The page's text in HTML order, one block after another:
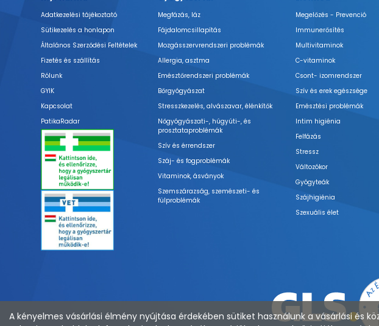
Adatkezelési tájékoztató
Sütikezelés a honlapon
Általános Szerződési Feltételek
Fizetés és szállítás
Rólunk
GYIK
Kapcsolat
PatikaRadar
Megfázás, láz
Fájdalomcsillapítás
Mozgásszervrendszeri problémák
Allergia, asztma
Emésztőrendszeri problémák
Bőrgyógyászat
Stresszkezelés, alvászavar, élénkítők
Nőgyógyászati-, húgyúti-, és
prosztataproblémák
Szív és érrendszer
Száj- és fogproblémák
Vitaminok, ásványok
Szemszárazság, szemészeti- és
fülproblémák
Megelőzés - Prevenció
Immunerősítés
Multivitaminok
C-vitaminok
Csont- izomrendszer
Szív és erek egészsége
Emésztési problémák
Intim higiénia
Felfázás
Stressz
Változókor
Gyógyteák
Szájhigiénia
Szexuális élet
A kényelmes vásárlási élmény nyújtása érdekében sütiket használunk a vásárlási és